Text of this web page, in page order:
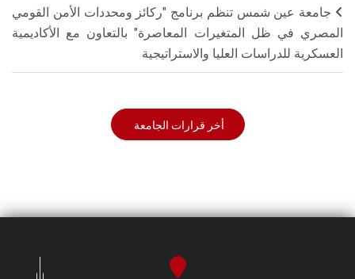
جامعة عين شمس تنظم برنامج "ركائز ومحددات الأمن القومي
المصري في ظل المتغيرات المعاصرة" بالتعاون مع الأكاديمية
العسكرية للدراسات العليا والاستراتيجية
أخر قرارات الجامعة